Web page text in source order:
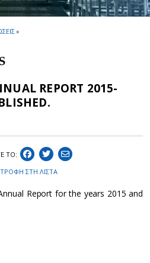
»
REPORT 2015-
ΤΟ:
ΣΤΗ ΛΙΣΤΑ
Report for the years 2015 and